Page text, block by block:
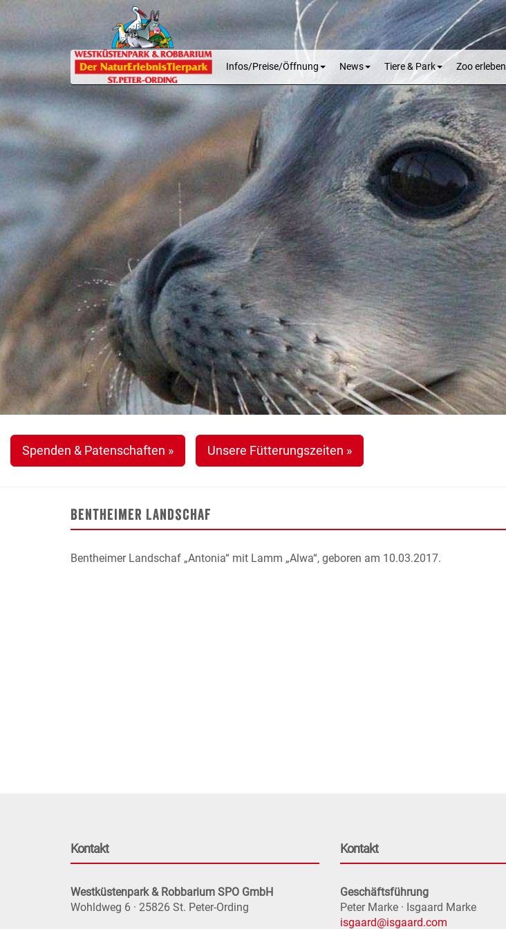
Infos/Preise/Öffnung News Tiere & Park Zoo erleben
Spenden & Patenschaften » Unsere Fütterungszeiten »
Bentheimer Landschaf
Bentheimer Landschaf „Antonia“ mit Lamm „Alwa“, geboren am 10.03.2017.
Kontakt
Westküstenpark & Robbarium SPO GmbH
Wohldweg 6 · 25826 St. Peter-Ording
Kontakt
Geschäftsführung
Peter Marke · Isgaard Marke
isgaard@isgaard.com